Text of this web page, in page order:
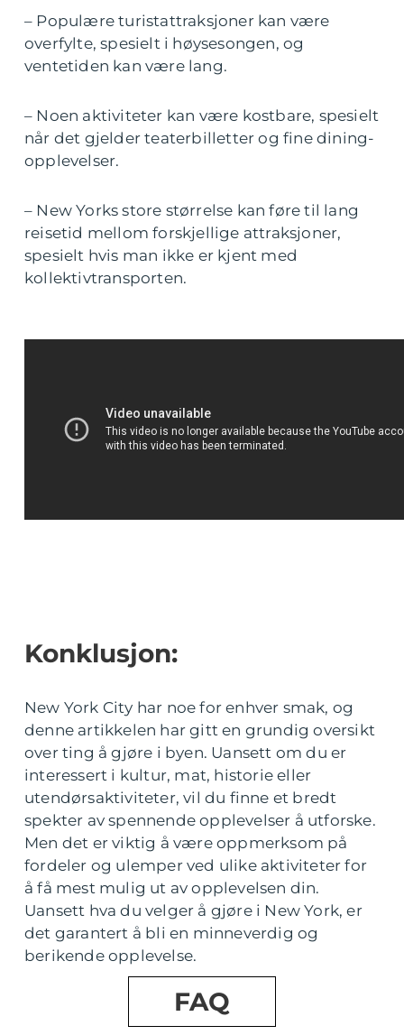
– Populære turistattraksjoner kan være
overfylte, spesielt i høysesongen, og
ventetiden kan være lang.
– Noen aktiviteter kan være kostbare, spesielt
når det gjelder teaterbilletter og fine dining-
opplevelser.
– New Yorks store størrelse kan føre til lang
reisetid mellom forskjellige attraksjoner,
spesielt hvis man ikke er kjent med
kollektivtransporten.
Konklusjon:
New York City har noe for enhver smak, og
denne artikkelen har gitt en grundig oversikt
over ting å gjøre i byen. Uansett om du er
interessert i kultur, mat, historie eller
utendørsaktiviteter, vil du finne et bredt
spekter av spennende opplevelser å utforske.
Men det er viktig å være oppmerksom på
fordeler og ulemper ved ulike aktiviteter for
å få mest mulig ut av opplevelsen din.
Uansett hva du velger å gjøre i New York, er
det garantert å bli en minneverdig og
berikende opplevelse.
FAQ